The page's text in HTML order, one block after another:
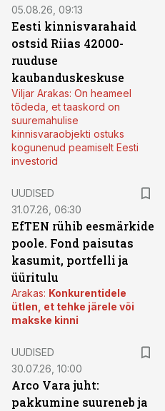
05.08.26, 09:13
Eesti kinnisvarahaid
ostsid Riias 42000-
ruuduse
kaubanduskeskuse
Viljar Arakas: On heameel
tõdeda, et taaskord on
suuremahulise
kinnisvaraobjekti ostuks
kogunenud peamiselt Eesti
investorid
UUDISED
31.07.26, 06:30
EfTEN rühib eesmärkide
poole. Fond paisutas
kasumit, portfelli ja
üüritulu
Arakas: Konkurentidele
ütlen, et tehke järele või
makske kinni
UUDISED
30.07.26, 10:00
Arco Vara juht:
pakkumine suureneb ja